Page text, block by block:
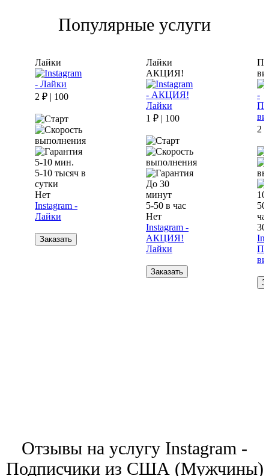
Популярные услуги
Лайки
2 ₽ | 100
5-10 мин.
5-10 тысяч в
сутки
Нет
Instagram -
Лайки
Заказать
Лайки
АКЦИЯ!
1 ₽ | 100
До 30
минут
5-50 в час
Нет
Instagram -
АКЦИЯ!
Лайки
Заказать
2
50
30
Отзывы на услугу Instagram -
Подписчики из США (Мужчины)